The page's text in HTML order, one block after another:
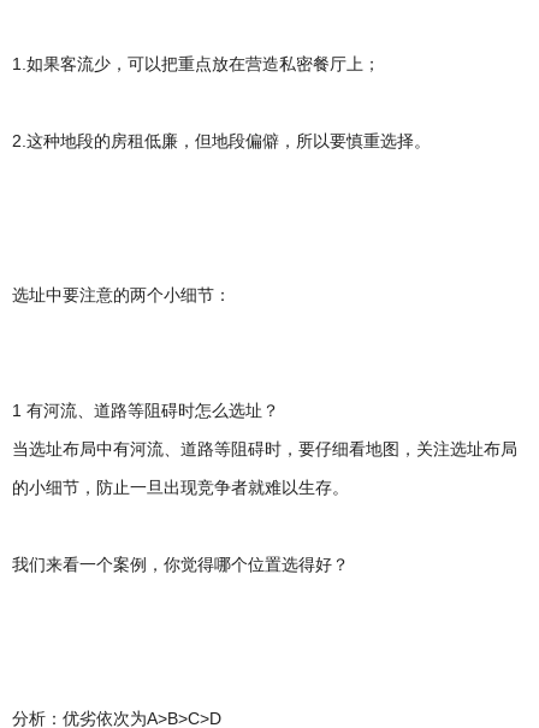
1.如果客流少，可以把重点放在营造私密餐厅上；
2.这种地段的房租低廉，但地段偏僻，所以要慎重选择。
选址中要注意的两个小细节：
1 有河流、道路等阻碍时怎么选址？
当选址布局中有河流、道路等阻碍时，要仔细看地图，关注选址布局
的小细节，防止一旦出现竞争者就难以生存。
我们来看一个案例，你觉得哪个位置选得好？
分析：优劣依次为A>B>C>D